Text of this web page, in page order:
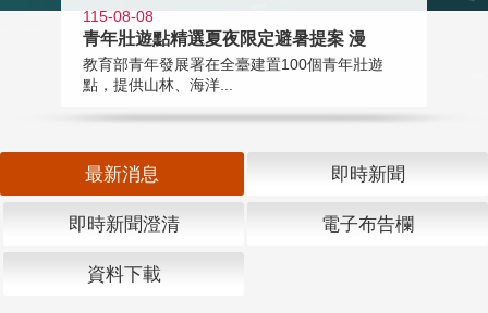
115-08-08
青年壯遊點精選夏夜限定避暑提案 漫
教育部青年發展署在全臺建置100個青年壯遊
點，提供山林、海洋...
最新消息 即時新聞
即時新聞澄清 電子布告欄
資料下載